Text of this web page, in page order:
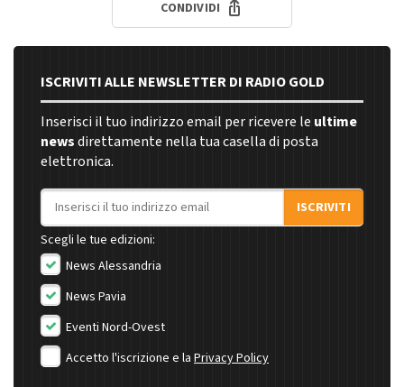
CONDIVIDI
ISCRIVITI ALLE NEWSLETTER DI RADIO GOLD
Inserisci il tuo indirizzo email per ricevere le ultime
newsdirettamente nella tua casella di posta
elettronica.
Indirizzo email
ISCRIVITI
Scegli le tue edizioni:
News Alessandria
News Pavia
Eventi Nord-Ovest
Accetto l'iscrizione e la Privacy Policy